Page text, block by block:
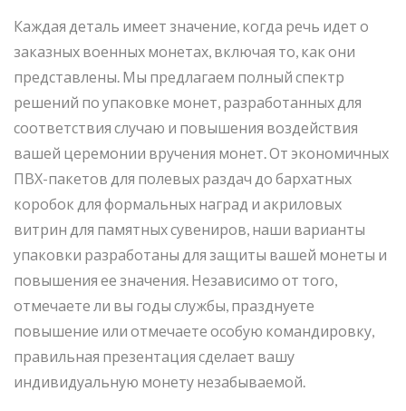
Каждая деталь имеет значение, когда речь идет о
заказных военных монетах, включая то, как они
представлены. Мы предлагаем полный спектр
решений по упаковке монет, разработанных для
соответствия случаю и повышения воздействия
вашей церемонии вручения монет. От экономичных
ПВХ-пакетов для полевых раздач до бархатных
коробок для формальных наград и акриловых
витрин для памятных сувениров, наши варианты
упаковки разработаны для защиты вашей монеты и
повышения ее значения. Независимо от того,
отмечаете ли вы годы службы, празднуете
повышение или отмечаете особую командировку,
правильная презентация сделает вашу
индивидуальную монету незабываемой.